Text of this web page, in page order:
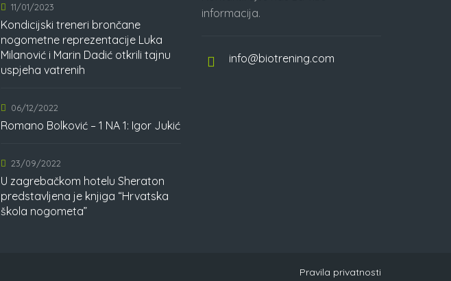
11/01/2023
Kondicijski treneri brončane
nogometne reprezentacije Luka
Milanović i Marin Dadić otkrili tajnu
uspjeha vatrenih
06/12/2022
Romano Bolković – 1 NA 1: Igor Jukić
23/09/2022
U zagrebačkom hotelu Sheraton
predstavljena je knjiga “Hrvatska
škola nogometa”
informacija.
info@biotrening.com
Pravila privatnosti